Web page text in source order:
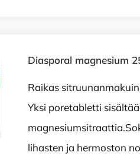
Diasporal magnesium
Raikas
Yksi poretabletti
lihasten ja hermoston